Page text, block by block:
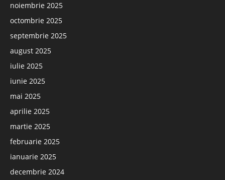
noiembrie 2025
octombrie 2025
septembrie 2025
august 2025
iulie 2025
iunie 2025
mai 2025
aprilie 2025
martie 2025
februarie 2025
ianuarie 2025
decembrie 2024